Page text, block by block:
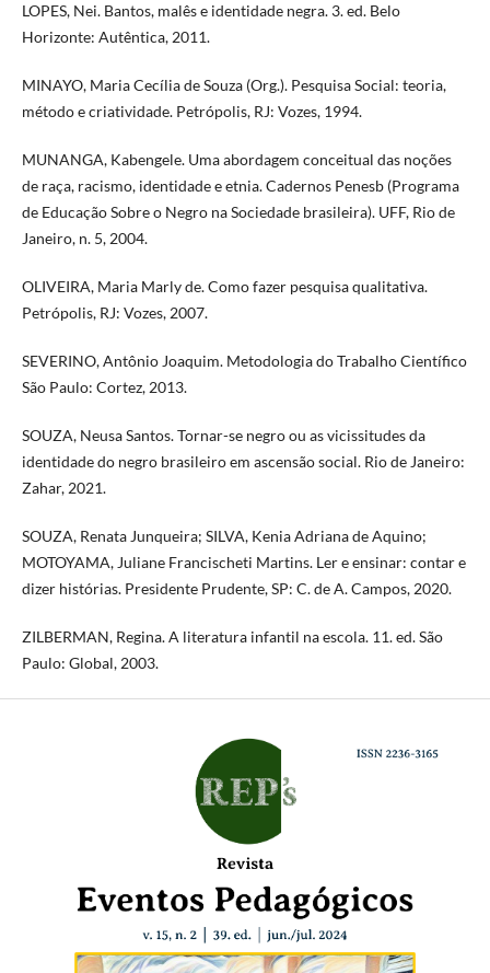
LOPES, Nei. Bantos, malês e identidade negra. 3. ed. Belo
Horizonte: Autêntica, 2011.
MINAYO, Maria Cecília de Souza (Org.). Pesquisa Social: teoria,
método e criatividade. Petrópolis, RJ: Vozes, 1994.
MUNANGA, Kabengele. Uma abordagem conceitual das noções
de raça, racismo, identidade e etnia. Cadernos Penesb (Programa
de Educação Sobre o Negro na Sociedade brasileira). UFF, Rio de
Janeiro, n. 5, 2004.
OLIVEIRA, Maria Marly de. Como fazer pesquisa qualitativa.
Petrópolis, RJ: Vozes, 2007.
SEVERINO, Antônio Joaquim. Metodologia do Trabalho Científico
São Paulo: Cortez, 2013.
SOUZA, Neusa Santos. Tornar-se negro ou as vicissitudes da
identidade do negro brasileiro em ascensão social. Rio de Janeiro:
Zahar, 2021.
SOUZA, Renata Junqueira; SILVA, Kenia Adriana de Aquino;
MOTOYAMA, Juliane Francischeti Martins. Ler e ensinar: contar e
dizer histórias. Presidente Prudente, SP: C. de A. Campos, 2020.
ZILBERMAN, Regina. A literatura infantil na escola. 11. ed. São
Paulo: Global, 2003.